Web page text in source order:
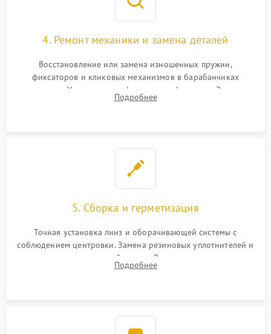
4. Ремонт механики и замена деталей
Восстановление или замена изношенных пружин,
фиксаторов и кликовых механизмов в барабанчиках
поправок. Устранение люфтов в трансфокаторе. Замена
поврежденных линз, разбитой сетки или восстановление
Подробнее
5. Сборка и герметизация
Точная установка линз и оборачивающей системы с
соблюдением центровки. Замена резиновых уплотнителей и
нанесение влагозащитной смазки. Вакуумирование корпуса
и заполнение его осушенным азотом или аргоном для
Подробнее